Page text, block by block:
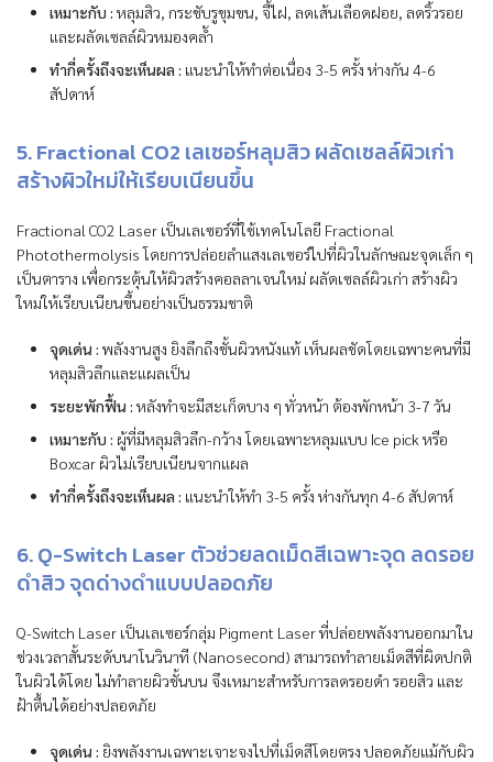
เหมาะกับ : หลุมสิว, กระชับรูขุมขน, จี้ไฝ, ลดเส้นเลือดฝอย, ลดริ้วรอย
และผลัดเซลล์ผิวหมองคล้ำ
ทำกี่ครั้งถึงจะเห็นผล : แนะนำให้ทำต่อเนื่อง 3-5 ครั้ง ห่างกัน 4-6
สัปดาห์
5. Fractional CO2 เลเซอร์หลุมสิว ผลัดเซลล์ผิวเก่า
สร้างผิวใหม่ให้เรียบเนียนขึ้น
Fractional CO2 Laser เป็นเลเซอร์ที่ใช้เทคโนโลยี Fractional
Photothermolysis โดยการปล่อยลำแสงเลเซอร์ไปที่ผิวในลักษณะจุดเล็ก ๆ
เป็นตาราง เพื่อกระตุ้นให้ผิวสร้างคอลลาเจนใหม่ ผลัดเซลล์ผิวเก่า สร้างผิว
ใหม่ให้เรียบเนียนขึ้นอย่างเป็นธรรมชาติ
จุดเด่น : พลังงานสูง ยิงลึกถึงชั้นผิวหนังแท้ เห็นผลชัดโดยเฉพาะคนที่มี
หลุมสิวลึกและแผลเป็น
ระยะพักฟื้น : หลังทำจะมีสะเก็ดบาง ๆ ทั่วหน้า ต้องพักหน้า 3-7 วัน
เหมาะกับ : ผู้ที่มีหลุมสิวลึก-กว้าง โดยเฉพาะหลุมแบบ Ice pick หรือ
Boxcar ผิวไม่เรียบเนียนจากแผล
ทำกี่ครั้งถึงจะเห็นผล : แนะนำให้ทำ 3-5 ครั้ง ห่างกันทุก 4-6 สัปดาห์
6. Q-Switch Laser ตัวช่วยลดเม็ดสีเฉพาะจุด ลดรอย
ดำสิว จุดด่างดำแบบปลอดภัย
Q-Switch Laser เป็นเลเซอร์กลุ่ม Pigment Laser ที่ปล่อยพลังงานออกมาใน
ช่วงเวลาสั้นระดับนาโนวินาที (Nanosecond) สามารถทำลายเม็ดสีที่ผิดปกติ
ในผิวได้โดย ไม่ทำลายผิวชั้นบน จึงเหมาะสำหรับการลดรอยดำ รอยสิว และ
ฝ้าตื้นได้อย่างปลอดภัย
จุดเด่น : ยิงพลังงานเฉพาะเจาะจงไปที่เม็ดสีโดยตรง ปลอดภัยแม้กับผิว